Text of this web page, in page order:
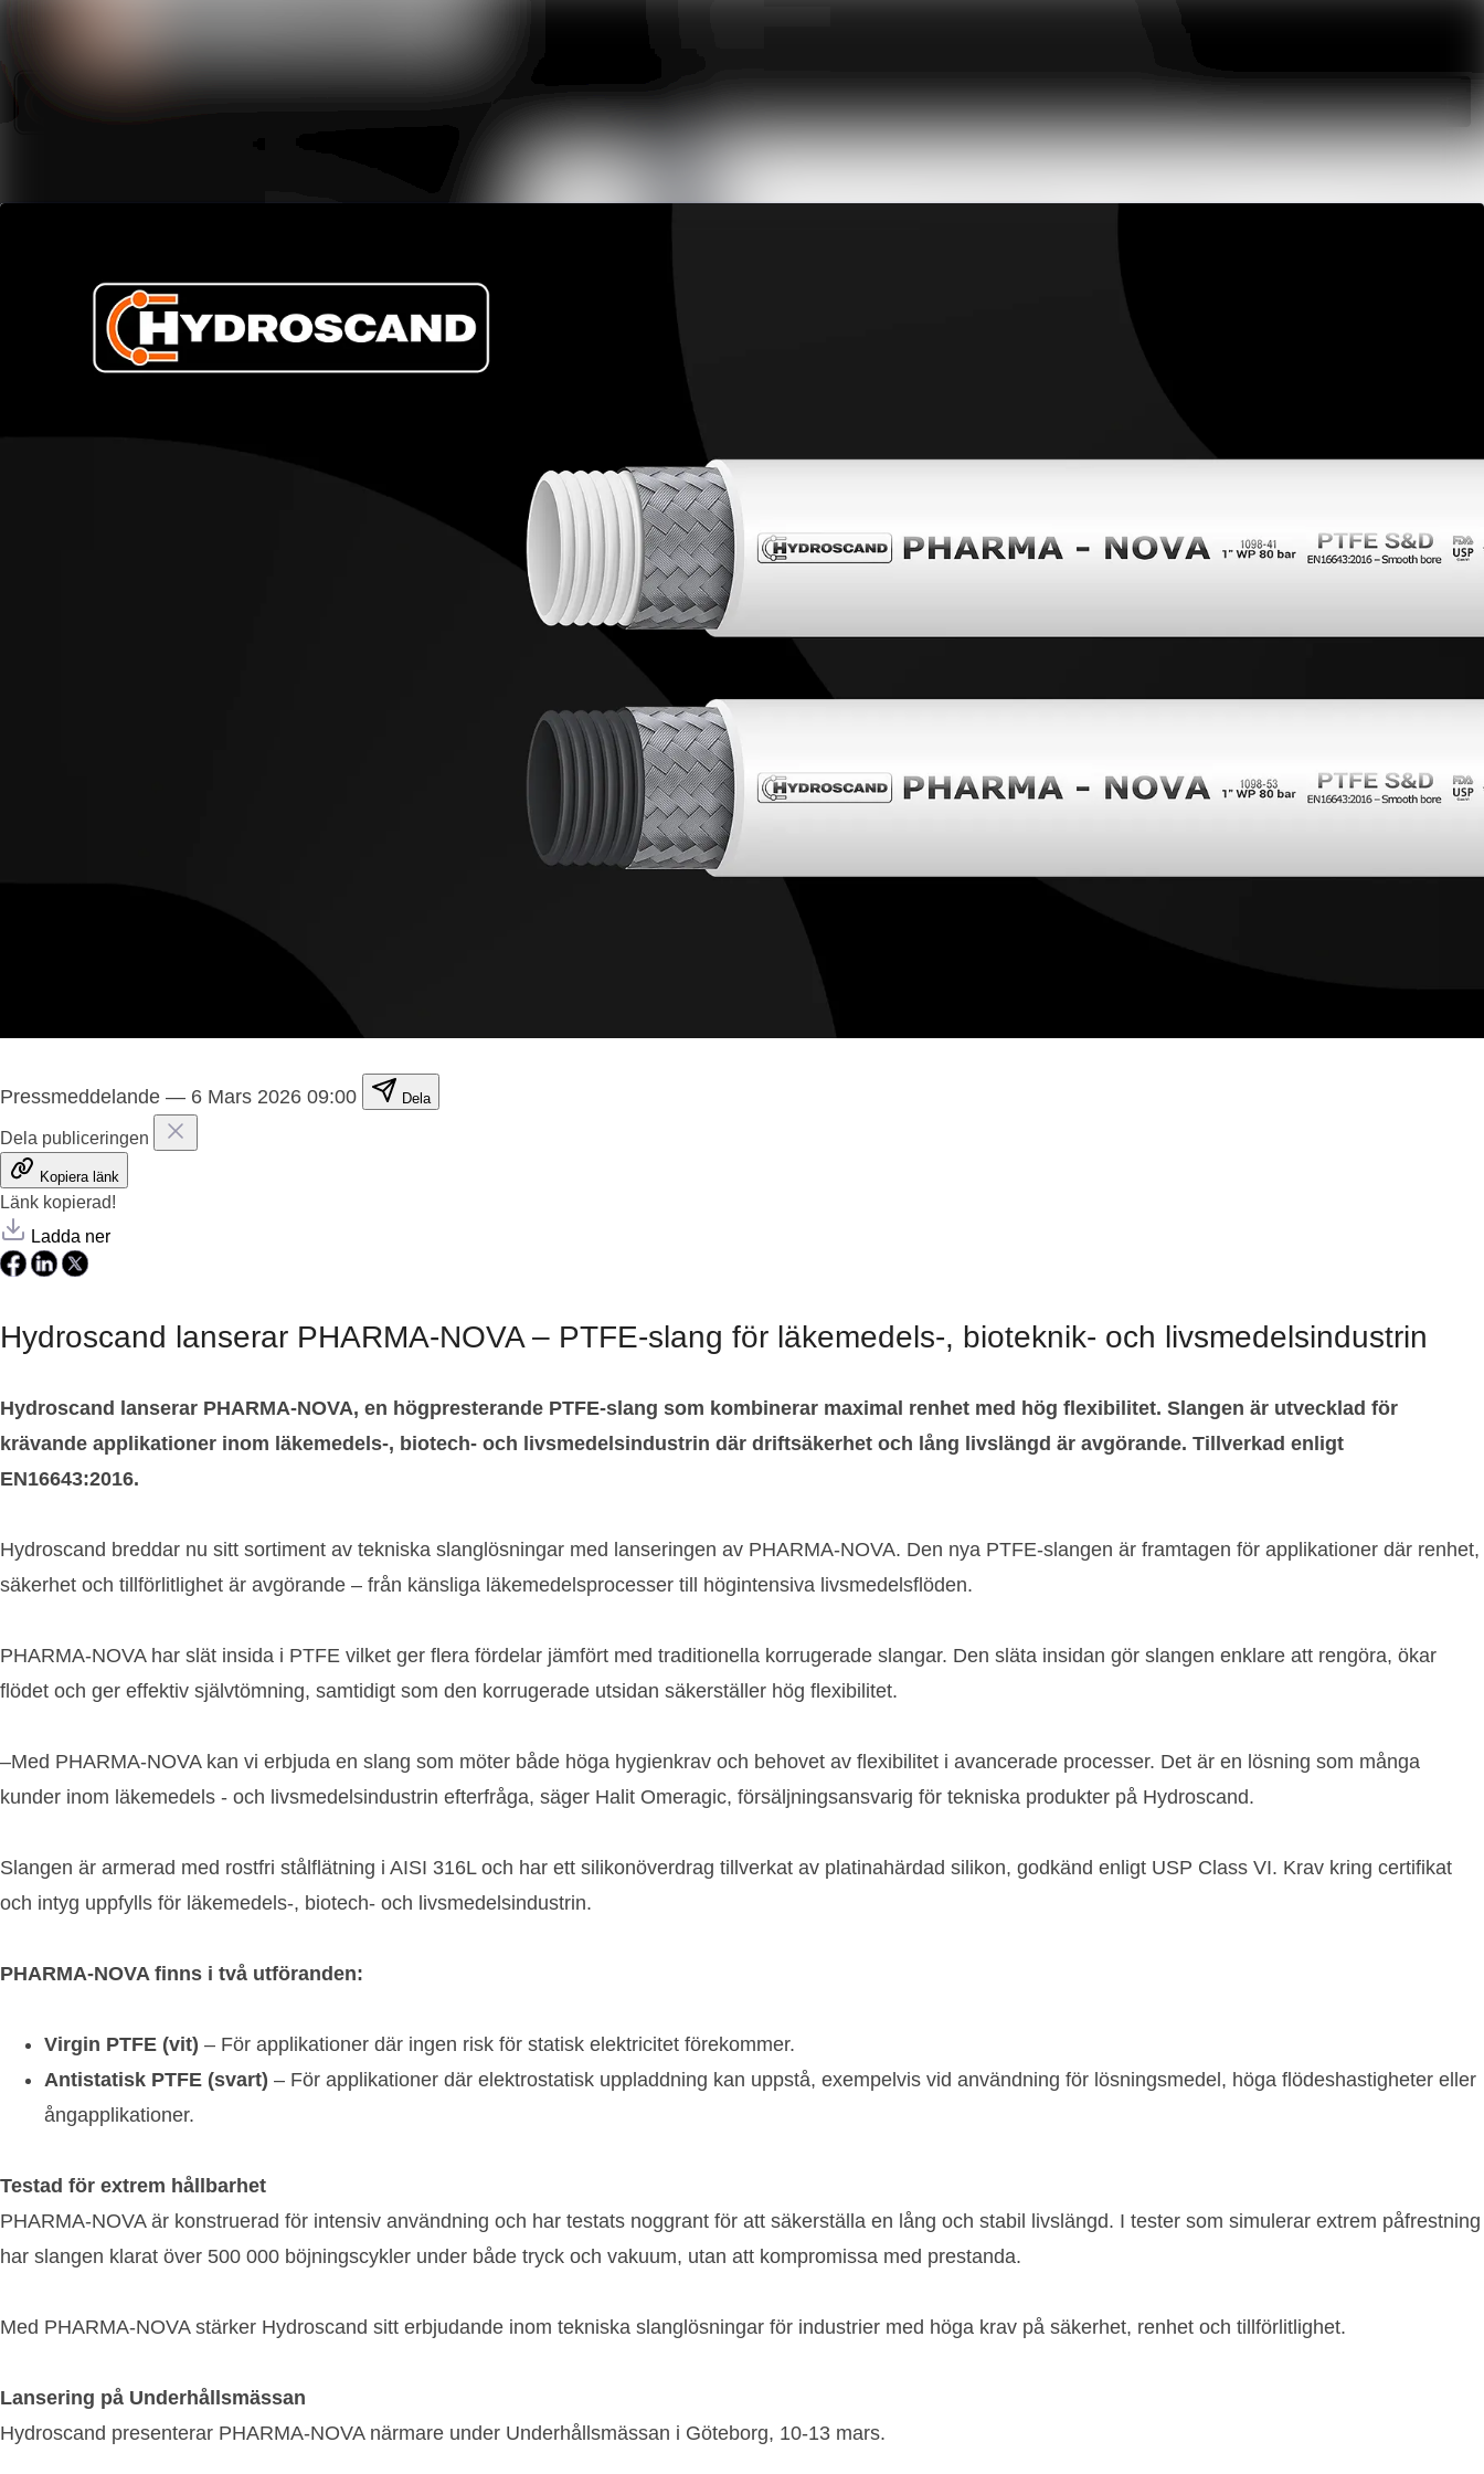
Mediearkiv
Event
Sök i
FöljFöljer
Pressmeddelande — 6 Mars 2026 09:00 Dela
Dela publiceringen
Kopiera länk
Länk kopierad!
Ladda ner
Hydroscand lanserar PHARMA-NOVA – PTFE-slang för läkemedels-, bioteknik- och livsmedelsindustrin
Hydroscand lanserar PHARMA-NOVA, en högpresterande PTFE-slang som kombinerar maximal renhet med hög flexibilitet. Slangen är utvecklad för
krävande applikationer inom läkemedels-, biotech- och livsmedelsindustrin där driftsäkerhet och lång livslängd är avgörande. Tillverkad enligt
EN16643:2016.
Hydroscand breddar nu sitt sortiment av tekniska slanglösningar med lanseringen av PHARMA-NOVA. Den nya PTFE-slangen är framtagen för applikationer där renhet,
säkerhet och tillförlitlighet är avgörande – från känsliga läkemedelsprocesser till högintensiva livsmedelsflöden.
PHARMA-NOVA har slät insida i PTFE vilket ger flera fördelar jämfört med traditionella korrugerade slangar. Den släta insidan gör slangen enklare att rengöra, ökar
flödet och ger effektiv självtömning, samtidigt som den korrugerade utsidan säkerställer hög flexibilitet.
–Med PHARMA-NOVA kan vi erbjuda en slang som möter både höga hygienkrav och behovet av flexibilitet i avancerade processer. Det är en lösning som många
kunder inom läkemedels - och livsmedelsindustrin efterfråga, säger Halit Omeragic, försäljningsansvarig för tekniska produkter på Hydroscand.
Slangen är armerad med rostfri stålflätning i AISI 316L och har ett silikonöverdrag tillverkat av platinahärdad silikon, godkänd enligt USP Class VI. Krav kring certifikat
och intyg uppfylls för läkemedels-, biotech- och livsmedelsindustrin.
PHARMA-NOVA finns i två utföranden:
Virgin PTFE (vit) – För applikationer där ingen risk för statisk elektricitet förekommer.
Antistatisk PTFE (svart) – För applikationer där elektrostatisk uppladdning kan uppstå, exempelvis vid användning för lösningsmedel, höga flödeshastigheter eller
ångapplikationer.
Testad för extrem hållbarhet
PHARMA-NOVA är konstruerad för intensiv användning och har testats noggrant för att säkerställa en lång och stabil livslängd. I tester som simulerar extrem påfrestning
har slangen klarat över 500 000 böjningscykler under både tryck och vakuum, utan att kompromissa med prestanda.
Med PHARMA-NOVA stärker Hydroscand sitt erbjudande inom tekniska slanglösningar för industrier med höga krav på säkerhet, renhet och tillförlitlighet.
Lansering på Underhållsmässan
Hydroscand presenterar PHARMA-NOVA närmare under Underhållsmässan i Göteborg, 10-13 mars.